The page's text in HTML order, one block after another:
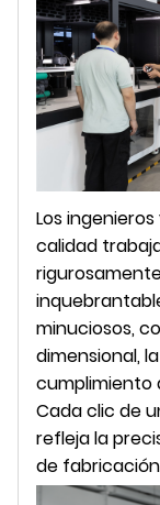
Los
calidad
minuciosos,
dimensional,
cumplimiento
Cada clic de
refleja la
de